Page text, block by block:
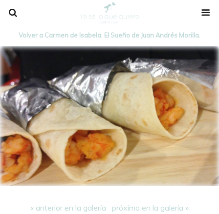
Volver a Carmen de Isabela. El Sueño de Juan Andrés Morilla.
« anterior en la galería próximo en la galería »